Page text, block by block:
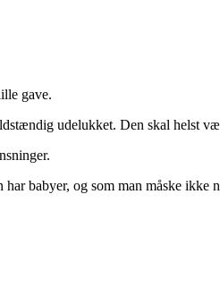
gave.
udelukket. Den skal helst
babyer, og som man måske ikke